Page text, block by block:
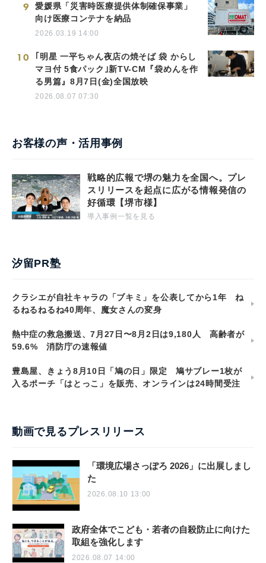
9
愛媛県「災害時医療提供体制確保事業」
向け医療コンテナを納品
2026.03.19 14:00
10
｢明星 一平ちゃん夜店の焼そば 袋 からし
マヨ付 5食パック｣新TV-CM『袋めんを作
る男篇』8月7日(金)全国放映
2026.08.07 07:30
お客様の声・活用事例
戦略的広報で堺の魅力を全国へ。プレ
スリリースを起点に広がる情報発信の
好循環【堺市様】
導入事例一覧を見る
汐留PR塾
クラシエが自社キャラの「ブキミ」を公表してから1年 ね
るねるねるね40周年、魔女さんの変身
熱中症の救急搬送、7月27日〜8月2日は9,180人 高齢者が
59.6% 消防庁の速報値
豊島屋、きょう8月10日「鳩の日」限定 鳩サブレー1枚が
入るポーチ「はとっこ」を販売、オンラインは24時間受注
動画で見るプレスリリース
「環境広場さっぽろ 2026」に出展しまし
た
2026.08.10 13:00
政府全体でこども・若者の自殺防止に向けた
取組を強化します
2026.08.07 14:00